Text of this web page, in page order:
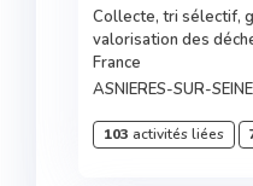
Collecte, tri sélectif,
valorisation des
France
ASNIERES-SUR-
103 activités liées